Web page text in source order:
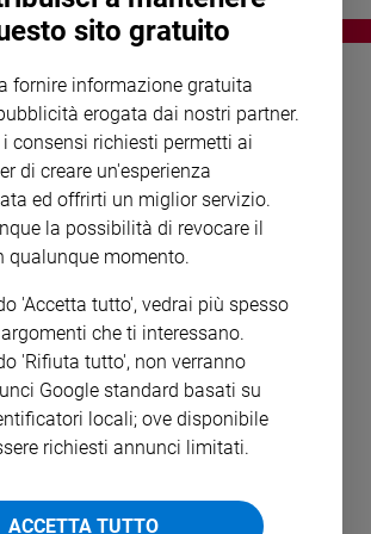
NOTE LEGALI
PRIVACY POLICY
INFORMATIVA
WHISTLEBLOWING
SOCIAL
sito gratuito
fornire informazione gratuita
erogata dai nostri partner.
consensi richiesti permetti ai
di creare un'esperienza
ed offrirti un miglior servizio.
la possibilità di revocare il
qualunque momento.
'Accetta tutto', vedrai più spesso
che ti interessano.
'Rifiuta tutto', non verranno
Google standard basati su
locali; ove disponibile
richiesti annunci limitati.
ACCETTA TUTTO